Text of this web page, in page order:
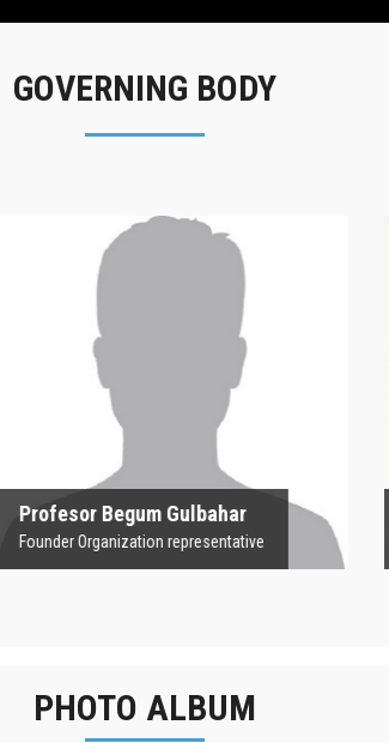
GOVERNING BODY
Profesor Begum Gulbahar
Founder Organization representative
Profesor Begum
Gulbahar
Founder Organization representative
PHOTO ALBUM